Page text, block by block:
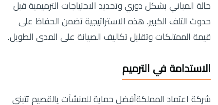
حالة المباني بشكل دوري وتحديد الاحتياجات الترميمية قبل
حدوث التلف الكبير. هذه الاستراتيجية تضمن الحفاظ على
قيمة الممتلكات وتقليل تكاليف الصيانة على المدى الطويل.
الاستدامة في الترميم
شركة اعتماد المملكةأفضل حماية للمنشآت يالقصيم تتبنى